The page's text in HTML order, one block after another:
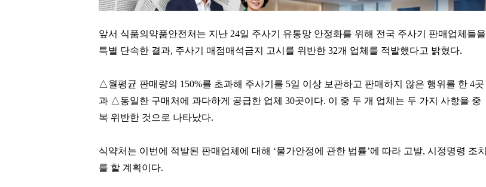
앞서 식품의약품안전처는 지난 24일 주사기 유통망 안정화를 위해 전국 주사기 판매업체들을
특별 단속한 결과, 주사기 매점매석금지 고시를 위반한 32개 업체를 적발했다고 밝혔다.
△월평균 판매량의 150%를 초과해 주사기를 5일 이상 보관하고 판매하지 않은 행위를 한 4곳
과 △동일한 구매처에 과다하게 공급한 업체 30곳이다. 이 중 두 개 업체는 두 가지 사항을 중
복 위반한 것으로 나타났다.
식약처는 이번에 적발된 판매업체에 대해 ‘물가안정에 관한 법률’에 따라 고발, 시정명령 조치
를 할 계획이다.